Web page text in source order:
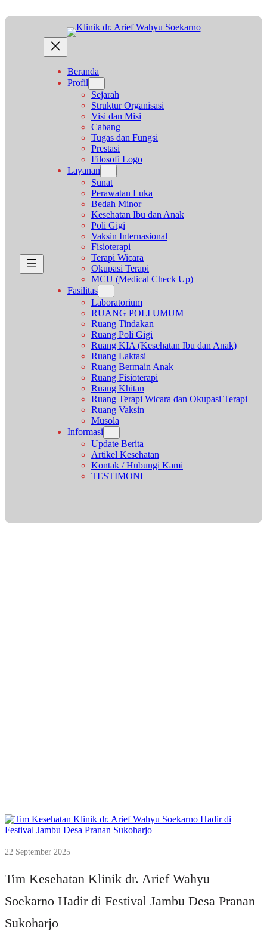
ke
Beranda
Profil
Sejarah
Struktur Organisasi
Visi dan Misi
Cabang
Tugas dan Fungsi
Prestasi
Filosofi Logo
Layanan
Sunat
Perawatan Luka
Bedah Minor
Kesehatan Ibu dan Anak
Poli Gigi
Vaksin Internasional
Fisioterapi
Terapi Wicara
Okupasi Terapi
MCU (Medical Check Up)
Fasilitas
Laboratorium
RUANG POLI UMUM
Ruang Tindakan
Ruang Poli Gigi
Ruang KIA (Kesehatan Ibu dan Anak)
Ruang Laktasi
Ruang Bermain Anak
Ruang Fisioterapi
Ruang Khitan
Ruang Terapi Wicara dan Okupasi Terapi
Ruang Vaksin
Musola
Informasi
Update Berita
Artikel Kesehatan
Kontak / Hubungi Kami
TESTIMONI
22 September 2025
Tim Kesehatan Klinik dr. Arief Wahyu
Soekarno Hadir di Festival Jambu Desa Pranan
Sukoharjo